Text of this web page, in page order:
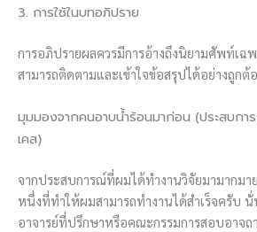
3. การใช้ในบทอภิปราย
การอภิปรายผลควรมีการอ้างถึงนิยามศัพท์เฉ
สามารถติดตามและเข้าใจข้อสรุปได้อย่างถูกต้
มุมมองจากคนอาบน้ำร้อนมาก่อน (ประสบก
เคส)
จากประสบการณ์ที่ผมได้ทำงานวิจัยมามากม
หนึ่งที่ทำให้ผมสามารถทำงานได้สำเร็จครับ
อาจารย์ที่ปรึกษาหรือคณะกรรมการสอบอาจ